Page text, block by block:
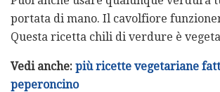
portata di mano. Il cavolfiore
Questa ricetta chili di verdure è
Vedi anche: più ricette vegetariane
peperoncino